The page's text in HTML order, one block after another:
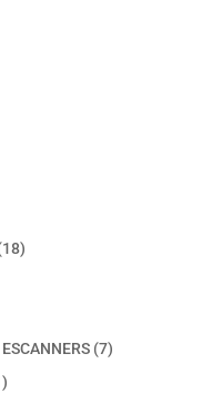
1818
77
1